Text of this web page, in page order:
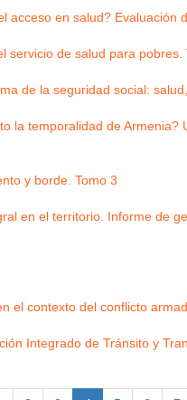
en salud? Evaluación
servicio de salud para pobres.
de la seguridad social:
la temporalidad de
y borde. Tomo 3
en el territorio. Informe de
el contexto del conflicto
Integrado de Tránsito y